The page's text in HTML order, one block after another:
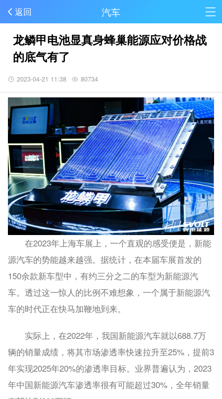
返回 汽车
龙鳞甲电池显真身蜂巢能源应对价格战
的底气有了
2023-04-21 11:38 80734
在2023年上海车展上，一个直观的感受便是，新能
源汽车的势能越来越强。据统计，在本届车展首发的
150余款新车型中，有约三分之二的车型为新能源汽
车。透过这一惊人的比例不难想象，一个属于新能源汽
车的时代正在快马加鞭地到来。
实际上，在2022年，我国新能源汽车就以688.7万
辆的销量成绩，将其市场渗透率快速拉升至25%，提前3
年实现2025年20%的渗透率目标。业界普遍认为，2023
年中国新能源汽车渗透率很有可能超过30%，全年销量